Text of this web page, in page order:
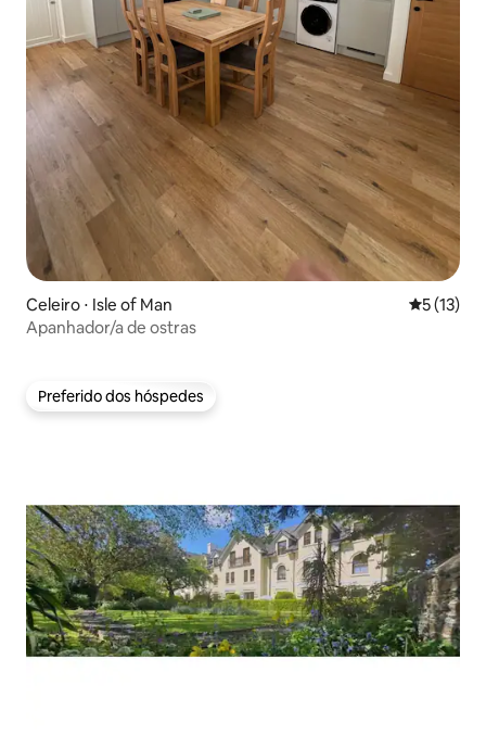
Celeiro ⋅ Isle of Man 5 de uma
5 (13)
Apanhador/a de ostras
Preferido dos hóspedes
Preferido dos hóspedes